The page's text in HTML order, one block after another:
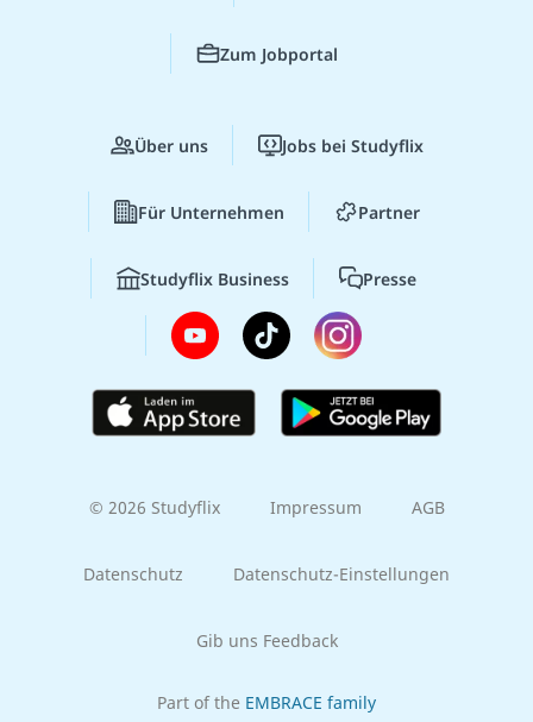
Zum Jobportal
Über uns Jobs bei Studyflix
Für Unternehmen Partner
Studyflix Business Presse
© 2026 Studyflix Impressum AGB
Datenschutz Datenschutz-Einstellungen
Gib uns Feedback
Part of the EMBRACE family